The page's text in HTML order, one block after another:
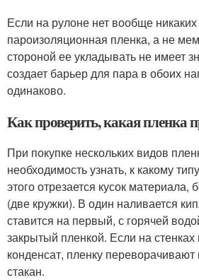
Если на рулоне нет вообще
пароизоляционная пленка, а не
стороной ее укладывать не имеет
создает барьер для пара в обоих
одинаково.
Как проверить, какая пленка
При покупке нескольких видов
необходимость узнать, к какому
этого отрезается кусок материала,
(две кружки). В один наливается
ставится на первый, с горячей
закрытый пленкой. Если на
конденсат, пленку переворачивают
стакан.